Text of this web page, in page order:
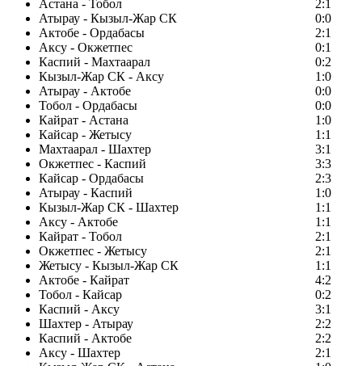
Астана - Тобол
2:1
Атырау - Кызыл-Жар СК
0:0
Актобе - Ордабасы
2:1
Аксу - Окжетпес
0:1
Каспий - Махтаарал
0:2
Кызыл-Жар СК - Аксу
1:0
Атырау - Актобе
0:0
Тобол - Ордабасы
0:0
Кайрат - Астана
1:0
Кайсар - Жетысу
1:1
Махтаарал - Шахтер
3:1
Окжетпес - Каспий
3:3
Кайсар - Ордабасы
2:3
Атырау - Каспий
1:0
Кызыл-Жар СК - Шахтер
1:1
Аксу - Актобе
1:1
Кайрат - Тобол
2:1
Окжетпес - Жетысу
2:1
Жетысу - Кызыл-Жар СК
1:1
Актобе - Кайрат
4:2
Тобол - Кайсар
0:2
Каспий - Аксу
3:1
Шахтер - Атырау
2:2
Каспий - Актобе
2:2
Аксу - Шахтер
2:1